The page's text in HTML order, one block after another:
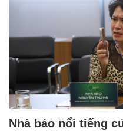
Nhà báo nổi tiếng